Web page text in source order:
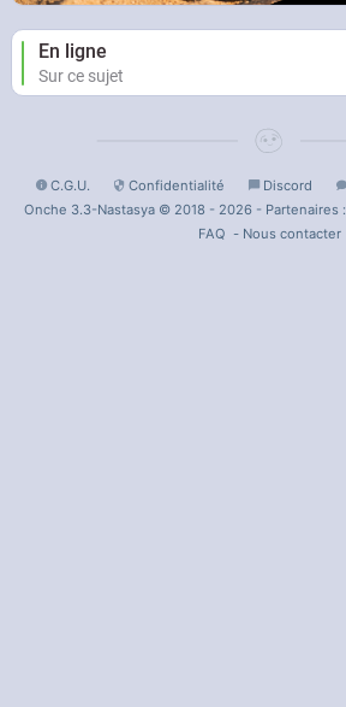
En ligne
Sur ce sujet
C.G.U. Confidentialité Discord
Onche 3.3-Nastasya © 2018 - 2026 - Partenaires :
FAQ - Nous contacter